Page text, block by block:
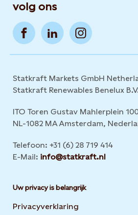
volg ons
Statkraft Markets GmbH
Statkraft Renewables Benelux
ITO Toren Gustav Mahlerplein
NL-1082 MA Amsterdam,
Telefoon: +31 (6) 28 719 414
E-Mail: info@statkraft.nl
Uw privacy is belangrijk
Privacyverklaring